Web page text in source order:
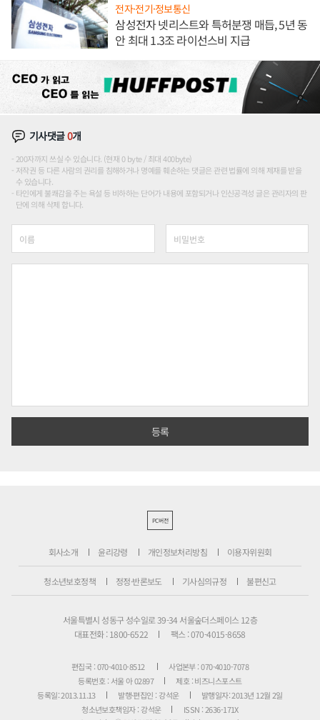
전자·전기·정보통신
삼성전자 넷리스트와 특허분쟁 매듭, 5년 동
안 최대 1.3조 라이선스비 지급
기사댓글0개
200자까지 쓰실 수 있습니다. (현재 0 byte / 최대 400byte)
저작권 등 다른 사람의 권리를 침해하거나 명예를 훼손하는 댓글은 관련 법률에 의해 제재를 받을
수 있습니다.
타인에게 불쾌감을 주는 욕설 등 비하하는 단어가 내용에 포함되거나 인신공격성 글은 관리자의 판
단에 의해 삭제 합니다.
PC버전
회사소개 윤리강령 개인정보처리방침 이용자위원회
청소년보호정책 정정·반론보도 기사심의규정 불편신고
서울특별시 성동구 성수일로 39-34 서울숲더스페이스 12층
대표전화 : 1800-6522
팩스 : 070-4015-8658
편집국 : 070-4010-8512
사업본부 : 070-4010-7078
등록번호 : 서울 아 02897
제호 : 비즈니스포스트
등록일: 2013.11.13
발행·편집인 : 강석운
발행일자: 2013년 12월 2일
청소년보호책임자 : 강석운
ISSN : 2636-171X